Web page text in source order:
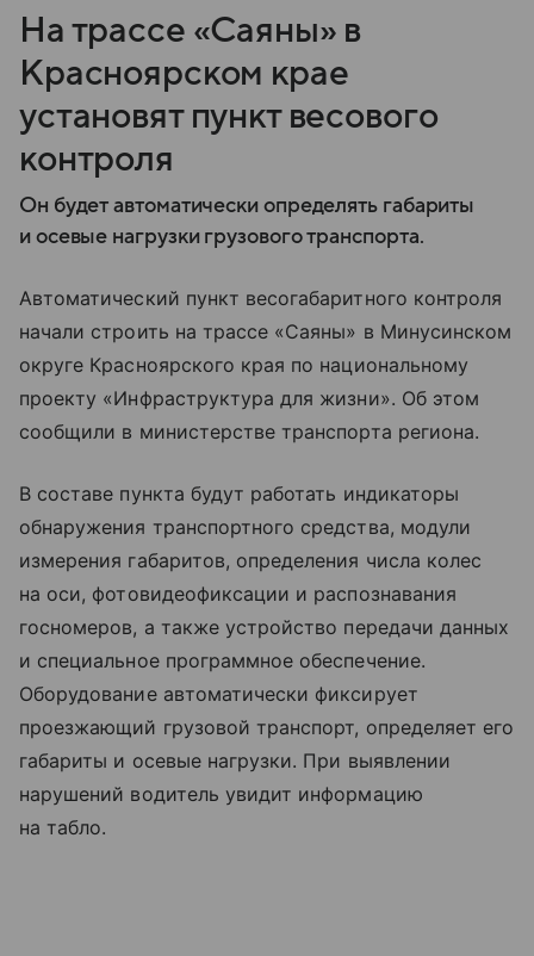
На трассе «Саяны» в
Красноярском крае
установят пункт весового
контроля
Он будет автоматически определять габариты
и осевые нагрузки грузового транспорта.
Автоматический пункт весогабаритного контроля
начали строить на трассе «Саяны» в Минусинском
округе Красноярского края по национальному
проекту «Инфраструктура для жизни». Об этом
сообщили в министерстве транспорта региона.
В составе пункта будут работать индикаторы
обнаружения транспортного средства, модули
измерения габаритов, определения числа колес
на оси, фотовидеофиксации и распознавания
госномеров, а также устройство передачи данных
и специальное программное обеспечение.
Оборудование автоматически фиксирует
проезжающий грузовой транспорт, определяет его
габариты и осевые нагрузки. При выявлении
нарушений водитель увидит информацию
на табло.